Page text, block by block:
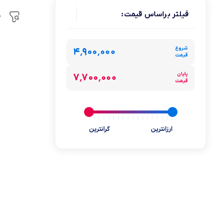
لوازم آرایشی
ابزارآلات و تجهیزات
فیلتر براساس قیمت:
شروع
قیمت
۴٬۹۰۰٬۰۰۰
پایان
قیمت
۷٬۷۰۰٬۰۰۰
ارزانترین گرانترین